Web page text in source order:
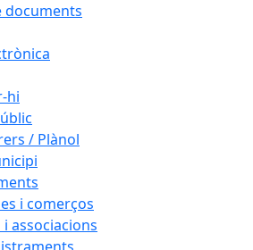
documents
hi
/ Plànol
i comerços
associacions